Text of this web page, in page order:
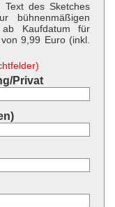
Text des Sketches
bühnenmäßigen
Kaufdatum für
9,99 Euro (inkl.
Privat